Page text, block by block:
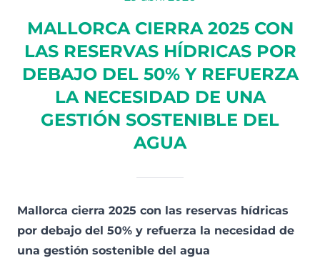
MALLORCA CIERRA 2025 CON
LAS RESERVAS HÍDRICAS POR
DEBAJO DEL 50% Y REFUERZA
LA NECESIDAD DE UNA
GESTIÓN SOSTENIBLE DEL
AGUA
Mallorca cierra 2025 con las reservas hídricas
por debajo del 50% y refuerza la necesidad de
una gestión sostenible del agua